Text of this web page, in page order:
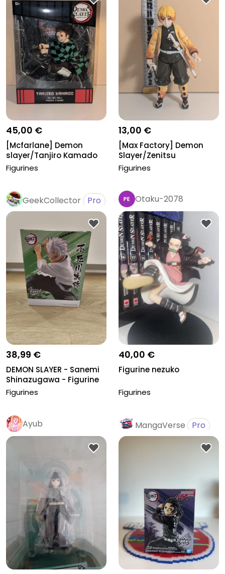
45,00 €
[Mcfarlane] Demon
slayer/Tanjiro Kamado
Figurines
13,00 €
[Max Factory] Demon
Slayer/Zenitsu
Agatsuma
Figurines
GeekCollector Pro
38,99 €
DEMON SLAYER - Sanemi
Shinazugawa - Figurine
Vibra...
Figurines
Otaku-2078
40,00 €
Figurine nezuko
Figurines
Ayub MangaVerse Pro